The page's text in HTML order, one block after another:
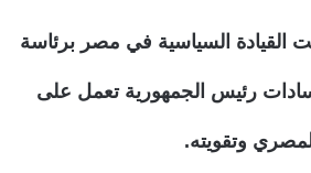
السياسية في مصر برئاسة
رئيس الجمهورية تعمل على
وتقويته.